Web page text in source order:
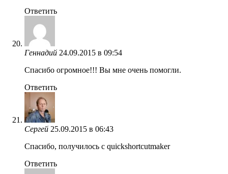
Ответить
Геннадий 24.09.2015 в 09:54
Спасибо огромное!!! Вы мне очень помогли.
Ответить
Сергей 25.09.2015 в 06:43
Спасибо, получилось с quickshortcutmaker
Ответить